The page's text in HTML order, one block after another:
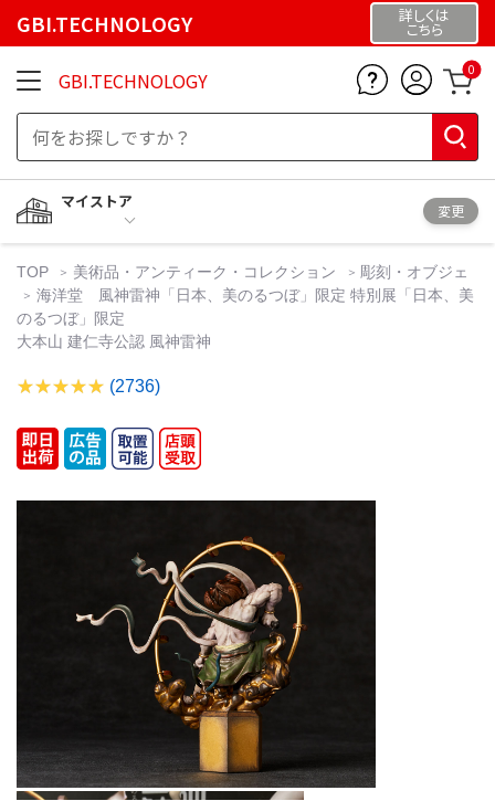
GBI.TECHNOLOGY 詳しくは
こちら
GBI.TECHNOLOGY 0
マイストア
変更
TOP 美術品・アンティーク・コレクション
彫刻・オブジェ
海洋堂 風神雷神「日本、美のるつぼ」限定 特別展「日本、美
のるつぼ」限定
大本山 建仁寺公認 風神雷神
(2736)